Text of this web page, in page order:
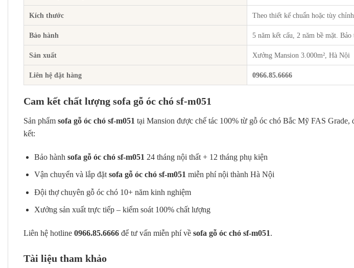
Kích thước Theo thiết kế chuẩn hoặc tùy
Bảo hành 5 năm kết cấu, 2 năm bề mặt.
Sản xuất Xưởng Mansion 3.000m², Hà Nội
Liên hệ đặt hàng 0966.85.6666
Cam kết chất lượng sofa gỗ óc chó sf-m051
Sản phẩm sofa gỗ óc chó sf-m051 tại Mansion được chế tác 100% từ gỗ óc chó Bắc Mỹ FAS
kết:
Bảo hành sofa gỗ óc chó sf-m051 24 tháng nội thất + 12 tháng phụ kiện
Vận chuyển và lắp đặt sofa gỗ óc chó sf-m051 miễn phí nội thành Hà Nội
Đội thợ chuyên gỗ óc chó 10+ năm kinh nghiệm
Xưởng sản xuất trực tiếp – kiểm soát 100% chất lượng
Liên hệ hotline 0966.85.6666 để tư vấn miễn phí về sofa gỗ óc chó sf-m051.
Tài liệu tham khảo